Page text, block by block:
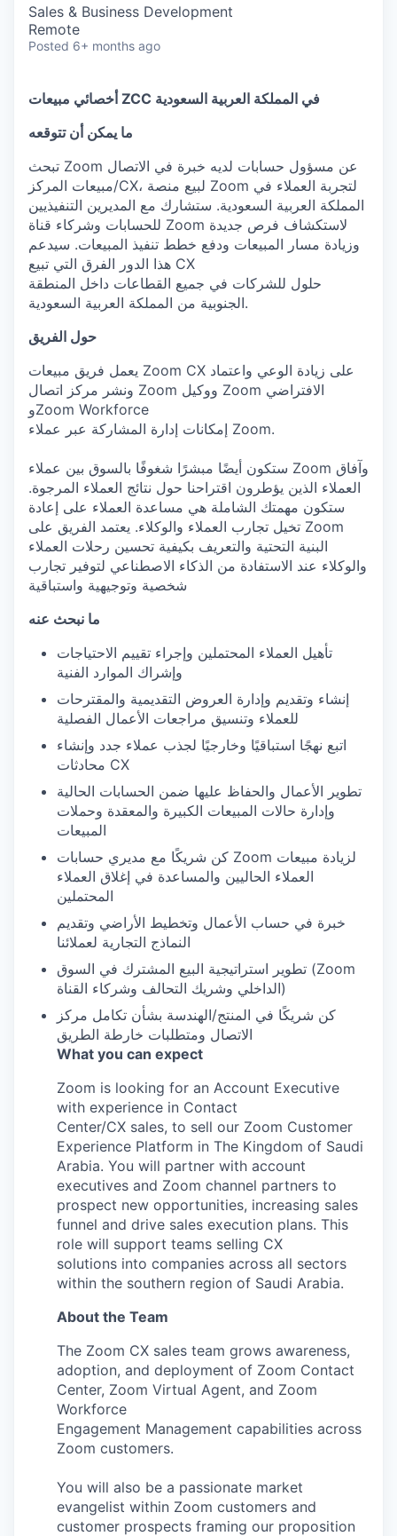
Sales & Business Development
Remote
Posted 6+ months ago
أخصائي مبيعات ZCC في المملكة العربية السعودية
ما يمكن أن تتوقعه
تبحث Zoom عن مسؤول حسابات لديه خبرة في الاتصال
مبيعات المركز/CX، لبيع منصة Zoom لتجربة العملاء في
المملكة العربية السعودية. ستشارك مع المديرين التنفيذيين
للحسابات وشركاء قناة Zoom لاستكشاف فرص جديدة
وزيادة مسار المبيعات ودفع خطط تنفيذ المبيعات. سيدعم
هذا الدور الفرق التي تبيع CX
حلول للشركات في جميع القطاعات داخل المنطقة
الجنوبية من المملكة العربية السعودية.
حول الفريق
يعمل فريق مبيعات Zoom CX على زيادة الوعي واعتماد
ونشر مركز اتصال Zoom ووكيل Zoom الافتراضي
وZoom Workforce
إمكانات إدارة المشاركة عبر عملاء Zoom.
ستكون أيضًا مبشرًا شغوفًا بالسوق بين عملاء Zoom وآفاق
العملاء الذين يؤطرون اقتراحنا حول نتائج العملاء المرجوة.
ستكون مهمتك الشاملة هي مساعدة العملاء على إعادة
تخيل تجارب العملاء والوكلاء. يعتمد الفريق على Zoom
البنية التحتية والتعريف بكيفية تحسين رحلات العملاء
والوكلاء عند الاستفادة من الذكاء الاصطناعي لتوفير تجارب
شخصية وتوجيهية واستباقية
ما نبحث عنه
تأهيل العملاء المحتملين وإجراء تقييم الاحتياجات
وإشراك الموارد الفنية
إنشاء وتقديم وإدارة العروض التقديمية والمقترحات
للعملاء وتنسيق مراجعات الأعمال الفصلية
اتبع نهجًا استباقيًا وخارجيًا لجذب عملاء جدد وإنشاء
محادثات CX
تطوير الأعمال والحفاظ عليها ضمن الحسابات الحالية
وإدارة حالات المبيعات الكبيرة والمعقدة وحملات
المبيعات
كن شريكًا مع مديري حسابات Zoom لزيادة مبيعات
العملاء الحاليين والمساعدة في إغلاق العملاء
المحتملين
خبرة في حساب الأعمال وتخطيط الأراضي وتقديم
النماذج التجارية لعملائنا
تطوير استراتيجية البيع المشترك في السوق (Zoom
الداخلي وشريك التحالف وشركاء القناة)
كن شريكًا في المنتج/الهندسة بشأن تكامل مركز
الاتصال ومتطلبات خارطة الطريق
What you can expect
Zoom is looking for an Account Executive
with experience in Contact
Center/CX sales, to sell our Zoom Customer
Experience Platform in The Kingdom of Saudi
Arabia. You will partner with account
executives and Zoom channel partners to
prospect new opportunities, increasing sales
funnel and drive sales execution plans. This
role will support teams selling CX
solutions into companies across all sectors
within the southern region of Saudi Arabia.
About the Team
The Zoom CX sales team grows awareness,
adoption, and deployment of Zoom Contact
Center, Zoom Virtual Agent, and Zoom
Workforce
Engagement Management capabilities across
Zoom customers.
You will also be a passionate market
evangelist within Zoom customers and
customer prospects framing our proposition